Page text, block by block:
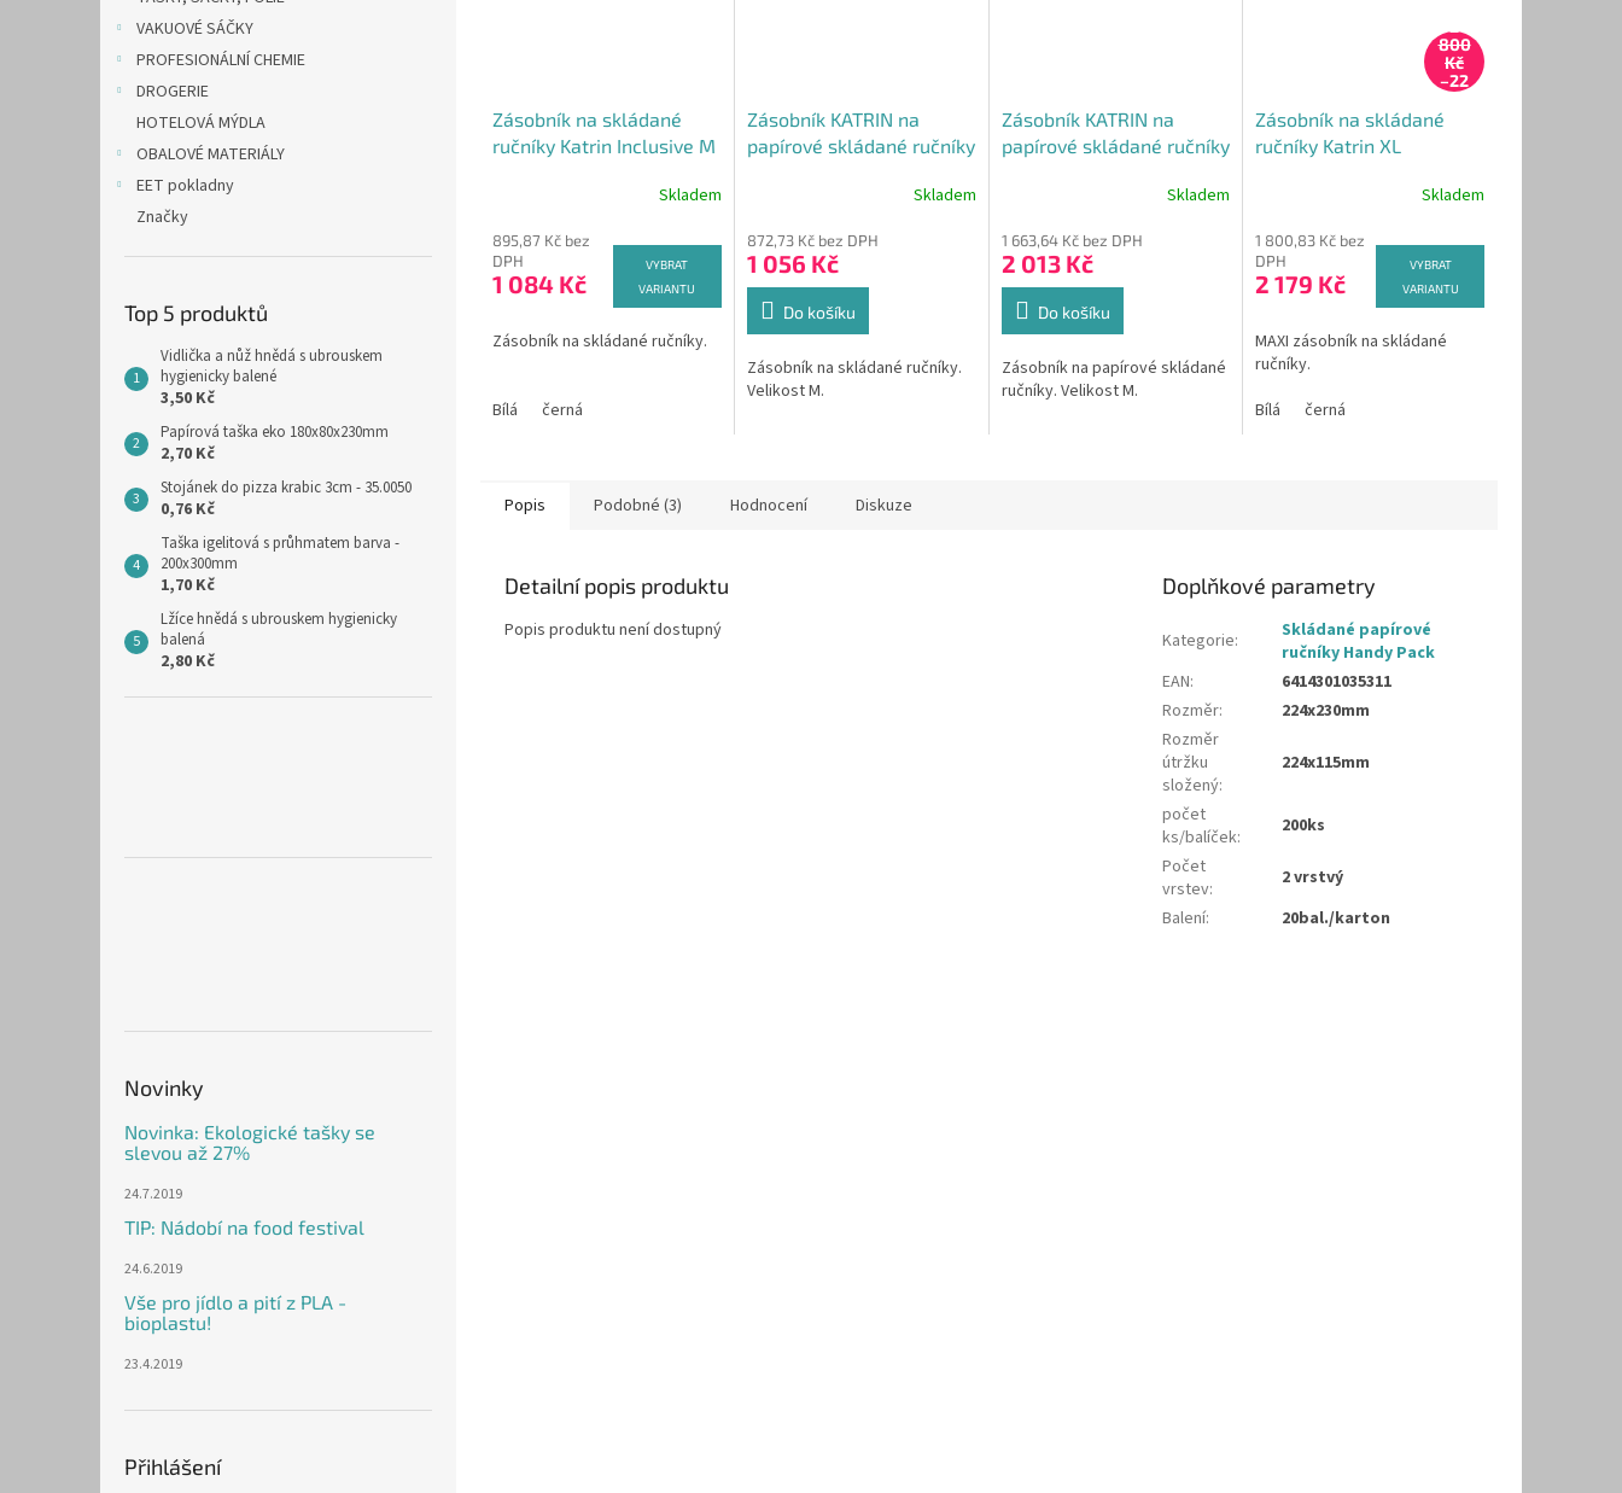
VAKUOVÉ SÁČKY
PROFESIONÁLNÍ CHEMIE
DROGERIE
HOTELOVÁ MÝDLA
OBALOVÉ MATERIÁLY
EET pokladny
Značky
Top 5 produktů
Vidlička a nůž hnědá s ubrouskem
hygienicky balené
3,50 Kč
Papírová taška eko 180x80x230mm
2,70 Kč
Stojánek do pizza krabic 3cm - 35.0050
0,76 Kč
Taška igelitová s průhmatem barva -
200x300mm
1,70 Kč
Lžíce hnědá s ubrouskem hygienicky
balená
2,80 Kč
Novinky
Novinka: Ekologické tašky se
slevou až 27%
24.7.2019
TIP: Nádobí na food festival
24.6.2019
Vše pro jídlo a pití z PLA -
bioplastu!
23.4.2019
Přihlášení
Zásobník na skládané
ručníky Katrin Inclusive M
Skladem
895,87 Kč bez
DPH
1 084 Kč
VYBRAT
VARIANTU
Zásobník na skládané ručníky.
Bílá černá
Zásobník KATRIN na
papírové skládané ručníky
produktu
je
5,0
5
hvězdiček.
Skladem
872,73 Kč bez DPH
1 056 Kč
Do košíku
Zásobník na skládané ručníky.
Velikost M.
Zásobník KATRIN na
papírové skládané ručníky
Skladem
1 663,64 Kč bez DPH
2 013 Kč
Do košíku
Zásobník na papírové skládané
ručníky. Velikost M.
800
Kč
–22
%
Zásobník na skládané
ručníky Katrin XL
Skladem
1 800,83 Kč bez
DPH
2 179 Kč
VYBRAT
VARIANTU
MAXI zásobník na skládané
ručníky.
Bílá
černá
Popis Podobné (3) Hodnocení Diskuze
Detailní popis produktu
Popis produktu není dostupný
Doplňkové parametry
Kategorie:
Skládané papírové
ručníky Handy Pack
EAN:
6414301035311
Rozměr:
224x230mm
Rozměr
útržku
složený:
224x115mm
počet
ks/balíček:
200ks
Počet
vrstev:
2 vrstvý
Balení: 20bal./karton